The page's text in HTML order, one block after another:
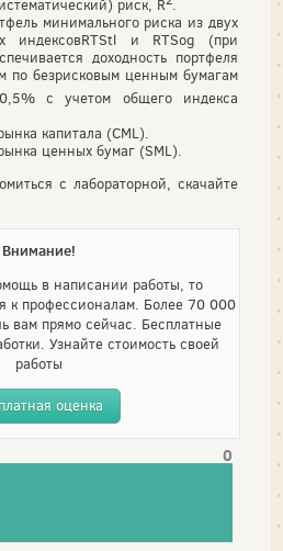
риск, R .
минимального риска из двух
индексовRTStl и RTSog (при
доходность портфеля
по безрисковым ценным бумагам
с учетом общего индекса
капитала (CML).
ценных бумаг (SML).
с лабораторной, скачайте
Внимание!
в написании работы, то
к профессионалам. Более 70 000
вам прямо сейчас. Бесплатные
Узнайте стоимость своей
работы
оценка
0